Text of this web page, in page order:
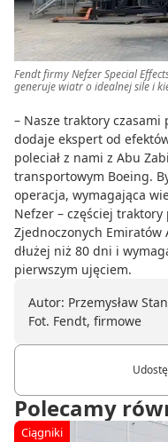
Fendt firmy Nefzer Special
generuje wiatr o idealnej sile i
– Nasze traktory czasami
dodaje ekspert od
poleciał z nami z Abu
transportowym Boeing.
operacja, wymagająca
Nefzer – częściej
Zjednoczonych Emiratów
dłużej niż 80 dni i
pierwszym ujęciem.
Autor: Przemysław
Fot. Fendt, firmowe
Polecamy
Ciągniki